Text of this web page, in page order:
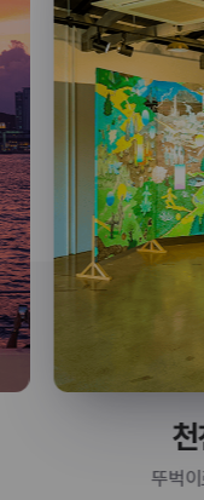
뚜벅